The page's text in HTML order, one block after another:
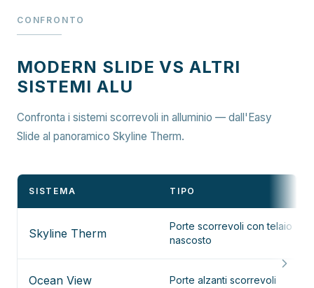
CONFRONTO
MODERN SLIDE VS ALTRI
SISTEMI ALU
Confronta i sistemi scorrevoli in alluminio — dall'Easy
Slide al panoramico Skyline Therm.
SISTEMA TIPO
Skyline Therm
Porte scorrevoli con telaio
nascosto
Ocean View Porte alzanti scorrevoli